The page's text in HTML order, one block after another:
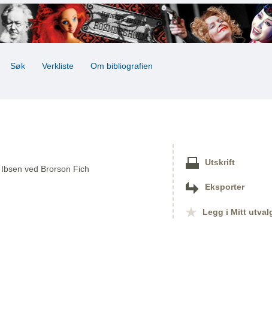
Søk Verkliste Om bibliografien
ved Brorson Fich
Utskrift
Eksporter
Legg i Mitt